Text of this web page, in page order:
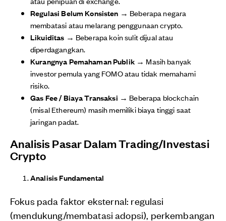
Regulasi Belum Konsisten → Beberapa negara
membatasi atau melarang penggunaan crypto.
Likuiditas → Beberapa koin sulit dijual atau
diperdagangkan.
Kurangnya Pemahaman Publik→ Masih banyak
investor pemula yang FOMO atau tidak memahami
risiko.
Gas Fee / Biaya Transaksi → Beberapa blockchain
(misal Ethereum) masih memiliki biaya tinggi saat
jaringan padat.
Analisis Pasar Dalam Trading/Investasi
Crypto
Analisis Fundamental
Fokus pada faktor eksternal: regulasi
(mendukung/membatasi adopsi), perkembangan